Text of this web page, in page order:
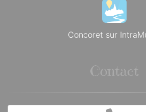
Concoret sur
Contact